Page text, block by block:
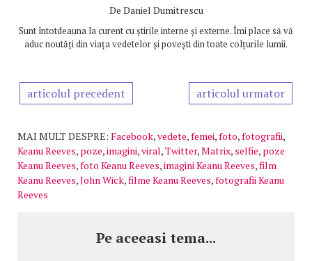
De Daniel Dumitrescu
Sunt întotdeauna la curent cu știrile interne și externe. Îmi place să vă
aduc noutăți din viața vedetelor și povești din toate colțurile lumii.
articolul precedent articolul urmator
MAI MULT DESPRE: Facebook,vedete,femei,foto,fotografii,
Keanu Reeves, poze,imagini,viral,Twitter,Matrix, selfie, poze
Keanu Reeves,foto Keanu Reeves,imagini Keanu Reeves,film
Keanu Reeves,John Wick,filme Keanu Reeves,fotografii Keanu
Reeves
Pe aceeasi tema...